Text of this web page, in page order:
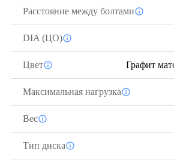
Расстояние между болтами
DIA (ЦО)
Цвет Графит
Максимальная нагрузка
Вес
Тип диска